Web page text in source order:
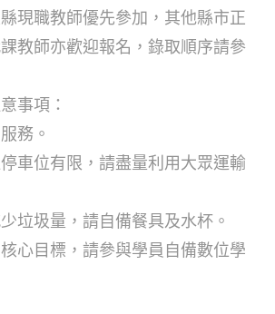
現職教師優先參加，其他縣市正
教師亦歡迎報名，錄取順序請參
事項：
務。
車位有限，請盡量利用大眾運輸
垃圾量，請自備餐具及水杯。
心目標，請參與學員自備數位學